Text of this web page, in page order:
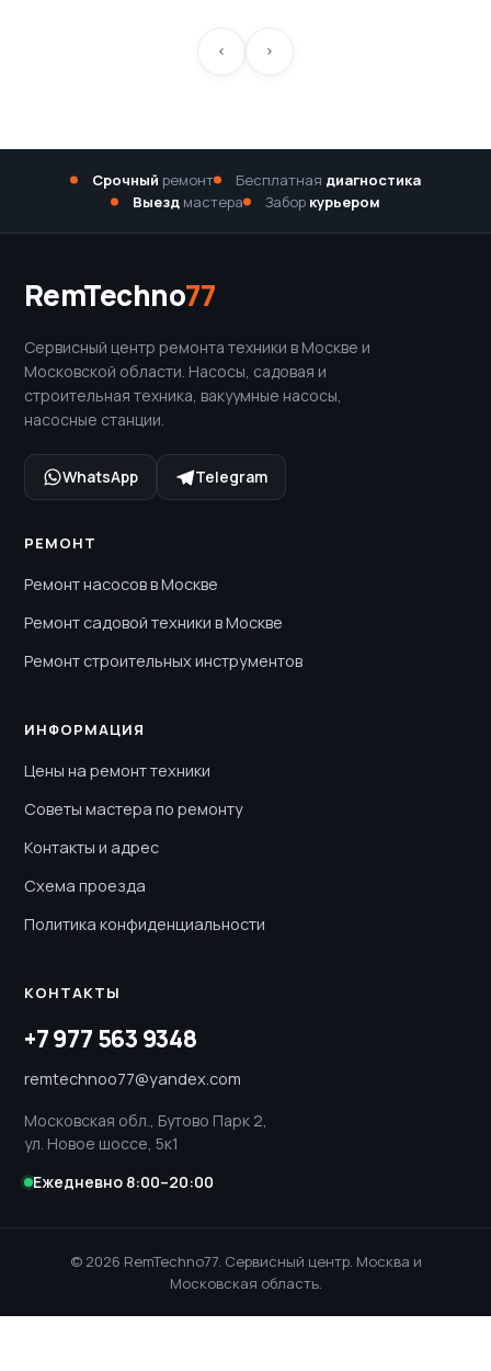
Срочный ремонт Бесплатная диагностика
Выезд мастера Забор курьером
RemTechno77
Сервисный центр ремонта техники в Москве и
Московской области. Насосы, садовая и
строительная техника, вакуумные насосы,
насосные станции.
WhatsApp Telegram
РЕМОНТ
Ремонт насосов в Москве
Ремонт садовой техники в Москве
Ремонт строительных инструментов
ИНФОРМАЦИЯ
Цены на ремонт техники
Советы мастера по ремонту
Контакты и адрес
Схема проезда
Политика конфиденциальности
КОНТАКТЫ
+7 977 563 9348
remtechnoo77@yandex.com
Московская обл., Бутово Парк 2,
ул. Новое шоссе, 5к1
Ежедневно 8:00–20:00
© 2026 RemTechno77. Сервисный центр. Москва и
Московская область.